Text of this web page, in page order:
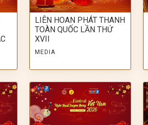
LIÊN HOAN PHÁT THANH
TOÀN QUỐC LẦN THỨ
XVII
MEDIA